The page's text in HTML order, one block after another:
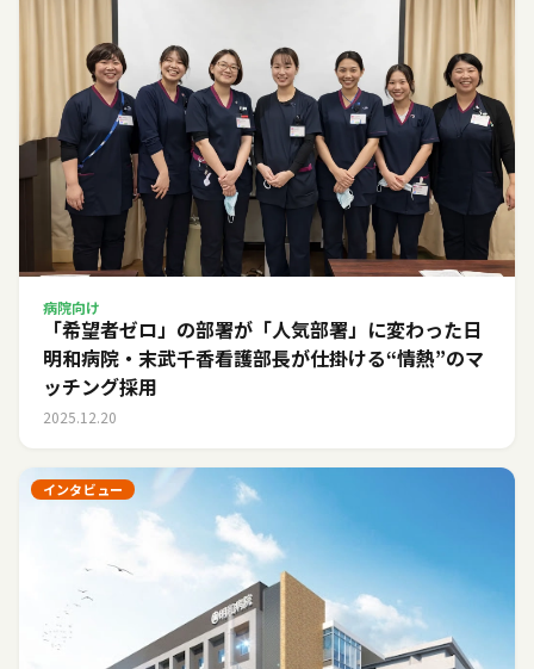
病院向け
「希望者ゼロ」の部署が「人気部署」に変わった日――
明和病院・末武千香看護部長が仕掛ける“情熱”のマ
ッチング採用
2025.12.20
インタビュー